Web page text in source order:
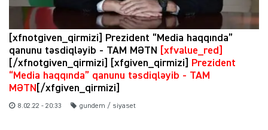
[xfnotgiven_qirmizi] Prezident “Media haqqında”
qanunu təsdiqləyib - TAM MƏTN
[xfvalue_red]
[/xfnotgiven_qirmizi] [xfgiven_qirmizi]
Prezident
“Media haqqında” qanunu təsdiqləyib - TAM
MƏTN [/xfgiven_qirmizi]
8.02.22 - 20:33 gundem / siyaset